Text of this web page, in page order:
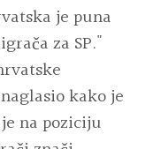
je puna
za SP."
kako je
na poziciju